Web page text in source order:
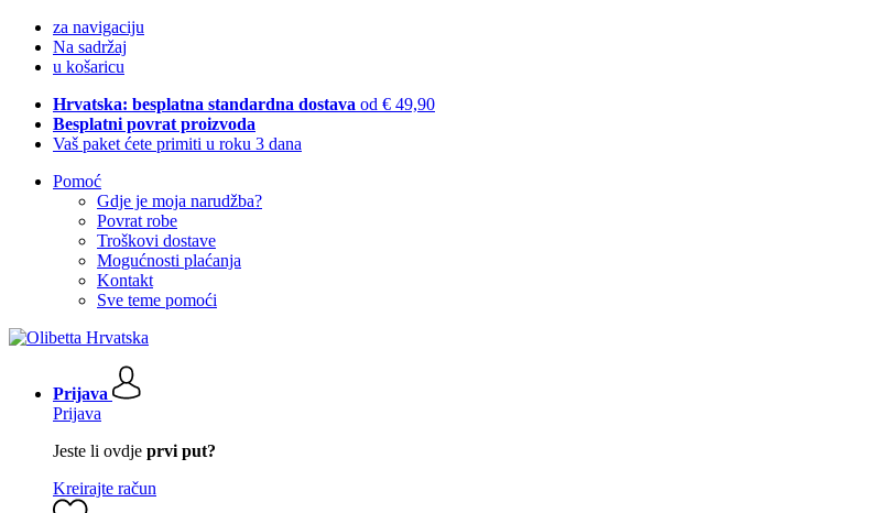
za navigaciju
Na sadržaj
u košaricu
Hrvatska: besplatna standardna dostava od € 49,90
Besplatni povrat proizvoda
Vaš paket ćete primiti u roku 3 dana
Pomoć
Gdje je moja narudžba?
Povrat robe
Troškovi dostave
Mogućnosti plaćanja
Kontakt
Sve teme pomoći
Prijava
Prijava
Jeste li ovdje prvi put?
Kreirajte račun